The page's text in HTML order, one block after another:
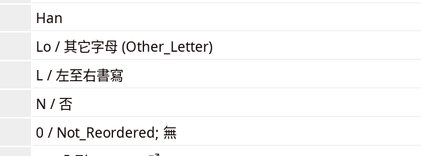
Han
Lo / 其它字母 (Other_Letter)
L / 左至右書寫
N / 否
0 / Not_Reordered; 無